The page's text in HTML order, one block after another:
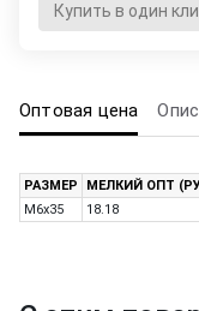
Купить в один
Оптовая цена
РАЗМЕР МЕЛКИЙ ОПТ
M6x35
18.18